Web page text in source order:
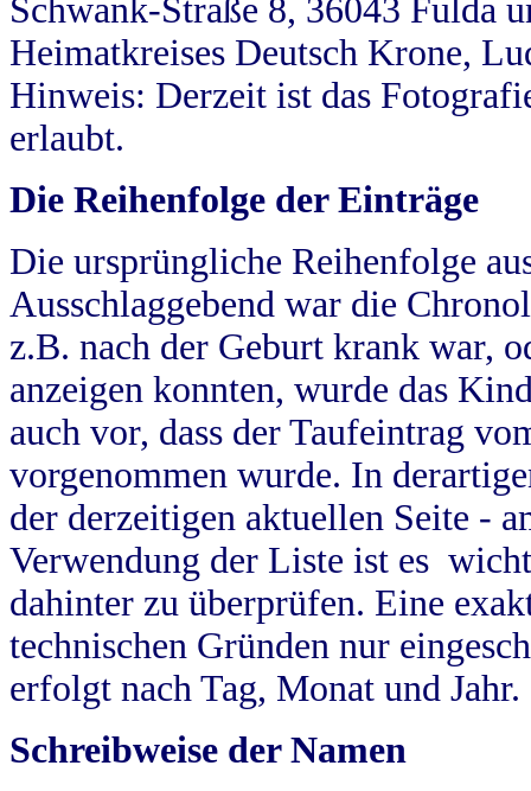
Schwank-Straße 8, 36043 Fulda
Heimatkreises Deutsch Krone,
Hinweis: Derzeit ist das
erlaubt.
Die Reihenfolge der Einträge
Die ursprüngliche Reihenfolge
Ausschlaggebend war die
z.B. nach der Geburt krank war,
anzeigen konnten, wurde das
auch vor, dass der Taufeintrag
vorgenommen wurde. In
der derzeitigen aktuellen Seite -
Verwendung der Liste ist es
dahinter zu überprüfen. Eine
technischen Gründen nur
erfolgt nach Tag, Monat und Jahr.
Schreibweise der Namen